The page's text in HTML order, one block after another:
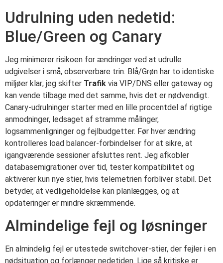
Udrulning uden nedetid:
Blue/Green og Canary
Jeg minimerer risikoen for ændringer ved at udrulle
udgivelser i små, observerbare trin. Blå/Grøn har to identiske
miljøer klar; jeg skifter Trafik via VIP/DNS eller gateway og
kan vende tilbage med det samme, hvis det er nødvendigt.
Canary-udrulninger starter med en lille procentdel af rigtige
anmodninger, ledsaget af stramme målinger,
logsammenligninger og fejlbudgetter. Før hver ændring
kontrolleres load balancer-forbindelser for at sikre, at
igangværende sessioner afsluttes rent. Jeg afkobler
databasemigrationer over tid, tester kompatibilitet og
aktiverer kun nye stier, hvis telemetrien forbliver stabil. Det
betyder, at vedligeholdelse kan planlægges, og at
opdateringer er mindre skræmmende.
Almindelige fejl og løsninger
En almindelig fejl er utestede switchover-stier, der fejler i en
nødsituation og forlænger nedetiden. Lige så kritiske er